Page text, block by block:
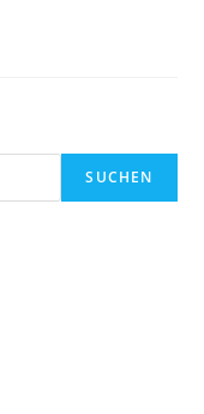
SUCHEN